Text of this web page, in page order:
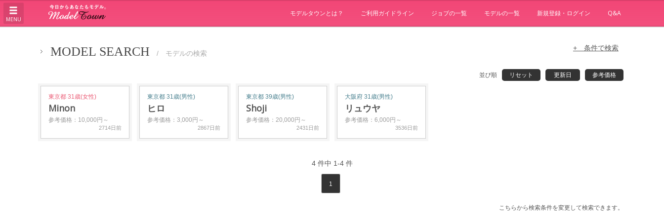
MENU
モデルタウンとは？ ご利用ガイドライン ジョブの一覧 モデルの一覧 新規登録・ログイン Q&A
MODEL SEARCH / モデルの検索
+ 条件で検索
並び順 リセット 更新日 参考価格
東京都 31歳(女性)
Minon
参考価格：10,000円～
2714日前
東京都 31歳(男性)
ヒロ
参考価格：3,000円～
2867日前
東京都 39歳(男性)
Shoji
参考価格：20,000円～
2431日前
大阪府 31歳(男性)
リュウヤ
参考価格：6,000円～
3536日前
4件中 1-4件
1
こちらから検索条件を変更して検索できます。